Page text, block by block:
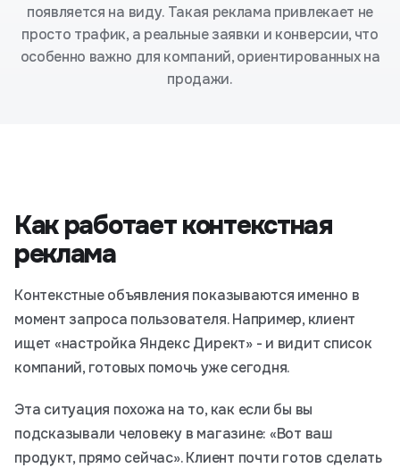
появляется на виду. Такая реклама привлекает не
просто трафик, а реальные заявки и конверсии, что
особенно важно для компаний, ориентированных на
продажи.
Как работает контекстная
реклама
Контекстные объявления показываются именно в
момент запроса пользователя. Например, клиент
ищет «настройка Яндекс Директ» - и видит список
компаний, готовых помочь уже сегодня.
Эта ситуация похожа на то, как если бы вы
подсказывали человеку в магазине: «Вот ваш
продукт, прямо сейчас». Клиент почти готов сделать